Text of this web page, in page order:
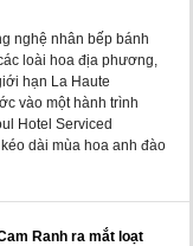
nghệ nhân bếp bánh
loài hoa địa phương,
hạn La Haute
vào một hành trình
Hotel Serviced
dài mùa hoa anh đào
Ranh ra mắt loạt